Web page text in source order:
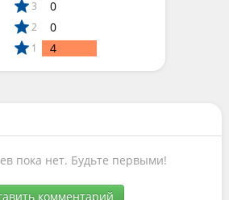
3 0
2 0
1 4
пока нет. Будьте первыми!
комментарий